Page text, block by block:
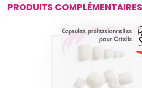
PRODUITS COMPLÉMENTAIRES
CAPSULES
PROFESSIONNELLES